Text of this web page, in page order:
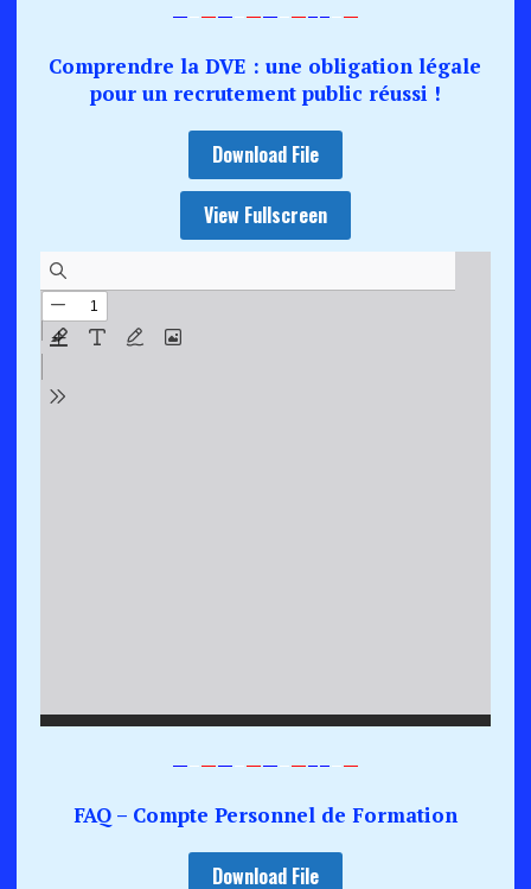
—–——–——–—–––—
Comprendre la DVE : une obligation légale
pour un recrutement public réussi !
Download File
View Fullscreen
—–——–——–—–––—
FAQ – Compte Personnel de Formation
Download File